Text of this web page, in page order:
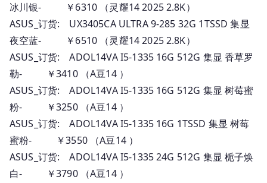
冰川银- ￥6310 （灵耀14 2025 2.8K）
ASUS_订货: UX3405CA ULTRA 9-285 32G 1TSSD 集显
夜空蓝- ￥6510 （灵耀14 2025 2.8K）
ASUS_订货: ADOL14VA I5-1335 16G 512G 集显 香草罗
勒- ￥3410 （A豆14 ）
ASUS_订货: ADOL14VA I5-1335 16G 512G 集显 树莓蜜
粉- ￥3250 （A豆14 ）
ASUS_订货: ADOL14VA I5-1335 16G 1TSSD 集显 树莓
蜜粉- ￥3550 （A豆14 ）
ASUS_订货: ADOL14VA I5-1335 24G 512G 集显 栀子焕
白- ￥3790 （A豆14 ）